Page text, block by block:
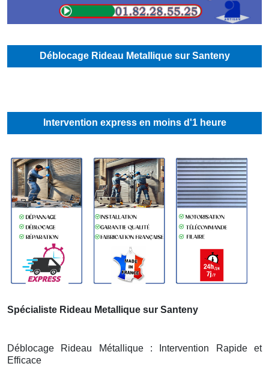
Déblocage Rideau Metallique sur Santeny
Intervention express en moins d'1 heure
Spécialiste Rideau Metallique sur Santeny
Déblocage Rideau Métallique : Intervention Rapide et
Efficace